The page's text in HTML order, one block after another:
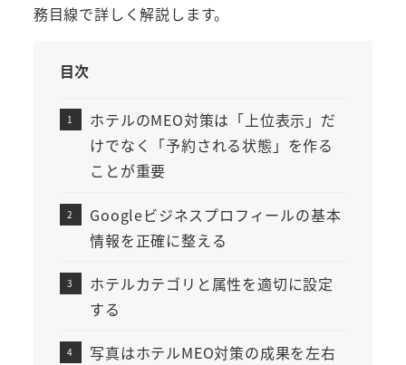
務目線で詳しく解説します。
目次
ホテルのMEO対策は「上位表示」だ
けでなく「予約される状態」を作る
ことが重要
Googleビジネスプロフィールの基本
情報を正確に整える
ホテルカテゴリと属性を適切に設定
する
写真はホテルMEO対策の成果を左右